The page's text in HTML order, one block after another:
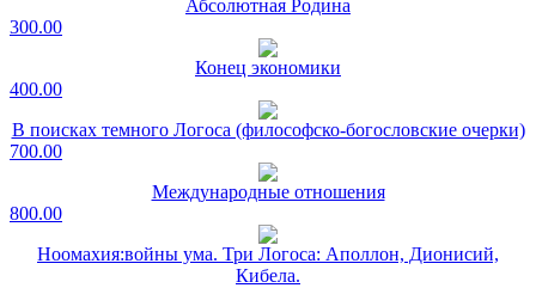
Абсолютная Родина
300.00
Конец экономики
400.00
В поисках темного Логоса (философско-богословские очерки)
700.00
Международные отношения
800.00
Ноомахия:войны ума. Три Логоса: Аполлон, Дионисий,
Кибела.